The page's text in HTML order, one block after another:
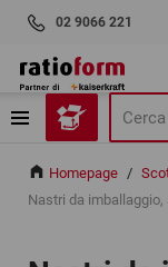
02 9066 221
Homepage /
Nastri da